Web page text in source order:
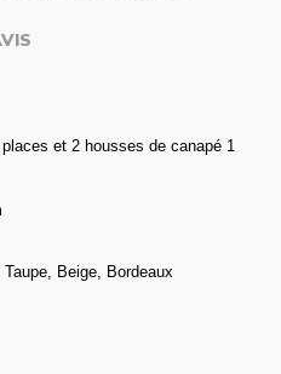
et 2 housses de canapé 1
Taupe, Beige, Bordeaux